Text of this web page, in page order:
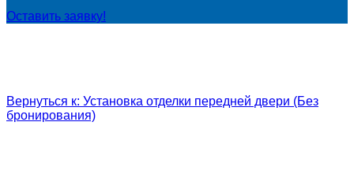
Оставить заявку!
Вернуться к: Установка отделки передней двери (Без
бронирования)